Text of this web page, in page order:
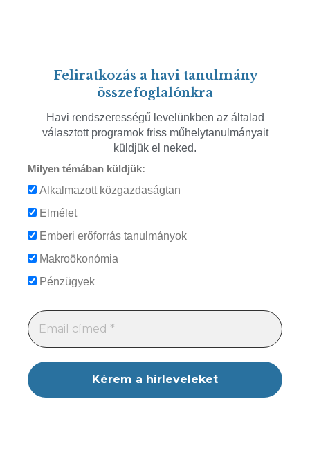
Feliratkozás a havi tanulmány
összefoglalónkra
Havi rendszerességű levelünkben az általad
választott programok friss műhelytanulmányait
küldjük el neked.
Milyen témában küldjük:
Alkalmazott közgazdaságtan
Elmélet
Emberi erőforrás tanulmányok
Makroökonómia
Pénzügyek